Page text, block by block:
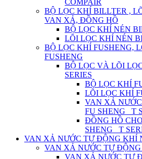
COMPAIR
BỘ LỌC KHÍ BILLTER ,
VAN XẢ, ĐỒNG HỒ
BỘ LỌC KHÍ NÉN
LÕI LỌC KHÍ NÉN
BỘ LỌC KHÍ FUSHENG,
FUSHENG
BỘ LỌC VÀ LÕI
SERIES
BỘ LỌC KHÍ
LÕI LỌC KHÍ
VAN XẢ
FU SHENG_ T
ĐỒNG HỒ
SHENG_ T
VAN XẢ NƯỚC TỰ ĐỘNG KHÍ
VAN XẢ NƯỚC TỰ ĐỘNG
VAN XẢ NƯỚC TỰ